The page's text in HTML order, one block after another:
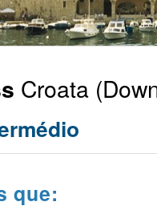
Croata
que: